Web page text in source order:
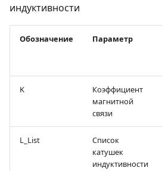
индуктивности
Обозначение Параметр
K
Коэффициент
магнитной
связи
L_List
Список
катушек
индуктивности